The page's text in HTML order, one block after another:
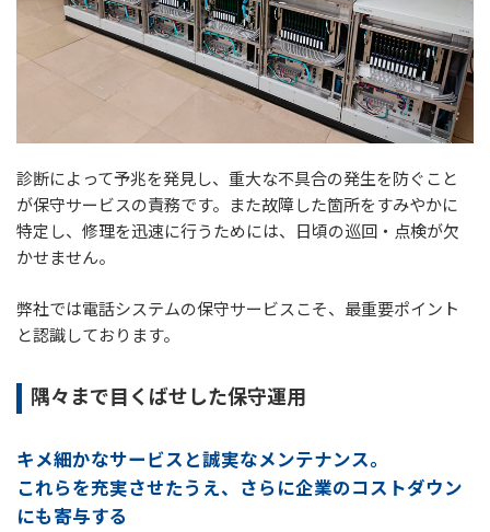
診断によって予兆を発見し、重大な不具合の発生を防ぐこと
が保守サービスの責務です。また故障した箇所をすみやかに
特定し、修理を迅速に行うためには、日頃の巡回・点検が欠
かせません。
弊社では電話システムの保守サービスこそ、最重要ポイント
と認識しております。
隅々まで目くばせした保守運用
キメ細かなサービスと誠実なメンテナンス。
これらを充実させたうえ、さらに企業のコストダウン
にも寄与する